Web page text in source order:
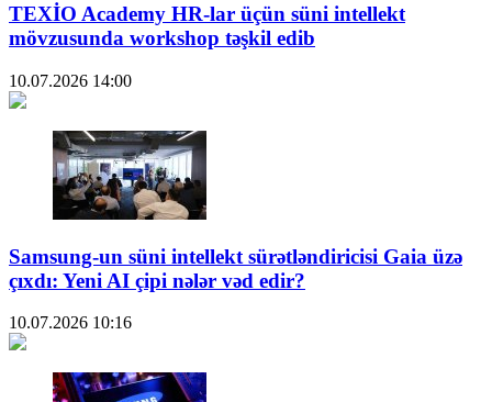
TEXİO Academy HR-lar üçün süni intellekt
mövzusunda workshop təşkil edib
10.07.2026 14:00
Samsung-un süni intellekt sürətləndiricisi Gaia üzə
çıxdı: Yeni AI çipi nələr vəd edir?
10.07.2026 10:16